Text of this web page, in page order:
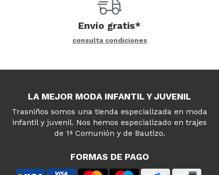
Envío gratis*
consulta condiciones
LA MEJOR MODA INFANTIL Y JUVENIL
Trasniños somos una tienda especializada en moda
infantil y juvenil. Nos hemos especializado en trajes
de 1ª Comunión y de Bautizo.
FORMAS DE PAGO